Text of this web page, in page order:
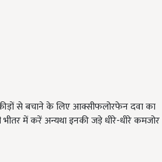
से बचाने के लिए आक्सीफलोरफेन दवा का
में करें अन्यथा इनकी जड़े धीरे-धीरे कमजोर